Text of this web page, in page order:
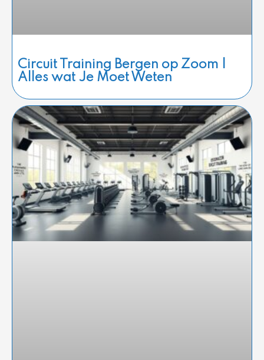
Circuit Training Bergen op Zoom |
Alles wat Je Moet Weten